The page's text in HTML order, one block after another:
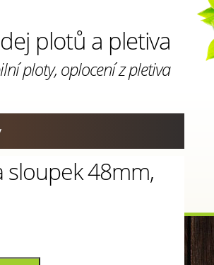
plotů a pletiva
ploty, oplocení z pletiva
sloupek 48mm,